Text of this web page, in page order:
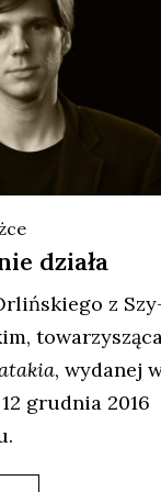
działa
z
, wyda­nej
grud­nia 2016